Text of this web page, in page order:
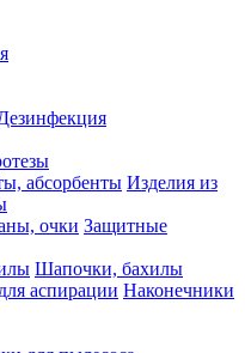
Изделия из
Защитные
Шапочки, бахилы
Наконечники